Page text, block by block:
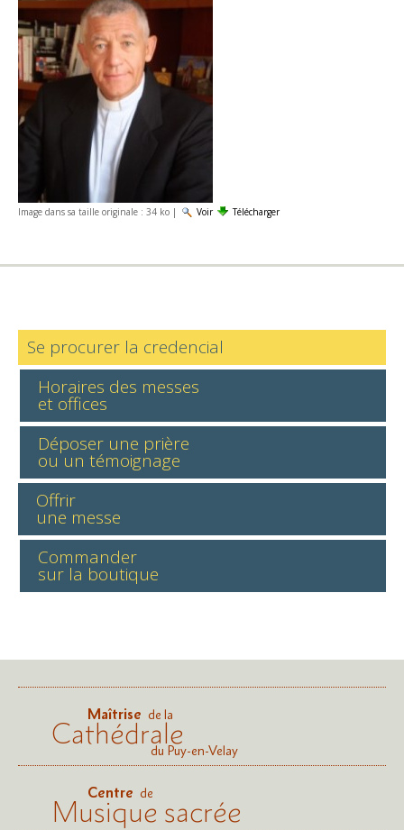
Image dans sa taille originale : 34 ko | Voir Télécharger
Se procurer la credencial
Horaires des messes
et offices
Déposer une prière
ou un témoignage
Offrir
une messe
Commander
sur la boutique
Maîtrise de la
Cathédraledu Puy-en-Velay
Centre de
Musique sacrée